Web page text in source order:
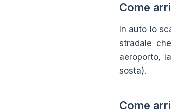
Come
In auto lo
stradale
aeroporto,
sosta).
Come